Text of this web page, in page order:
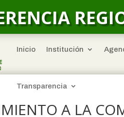
Inicio Institución
Transparencia
A LA